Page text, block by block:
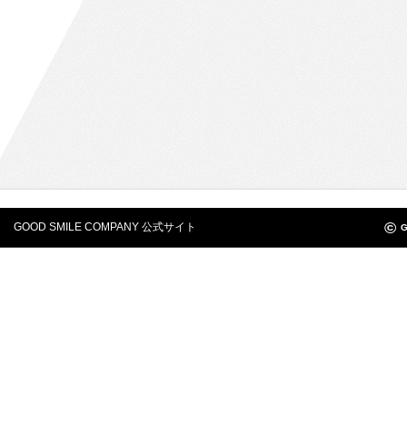
GOOD SMILE COMPANY 公式サイト ©